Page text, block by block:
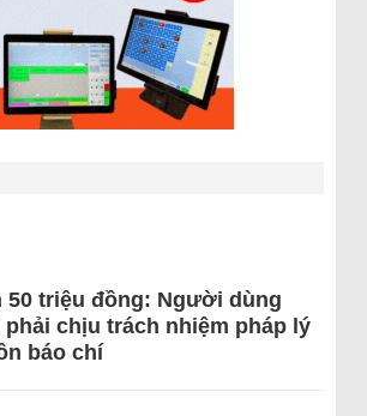
50 triệu đồng: Người dùng
phải chịu trách nhiệm pháp lý
báo chí